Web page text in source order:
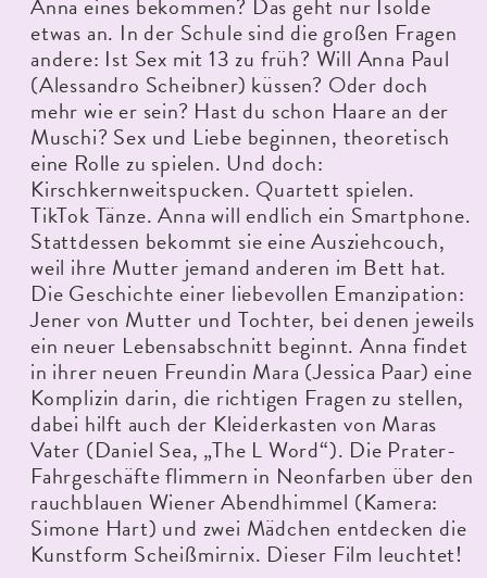
etwas an. In der Schule sind die großen Fragen
andere: Ist Sex mit 13 zu früh? Will Anna Paul
(Alessandro Scheibner) küssen? Oder doch
mehr wie er sein? Hast du schon Haare an der
Muschi? Sex und Liebe beginnen, theoretisch
eine Rolle zu spielen. Und doch:
Kirschkernweitspucken. Quartett spielen.
TikTok Tänze. Anna will endlich ein Smartphone.
Stattdessen bekommt sie eine Ausziehcouch,
weil ihre Mutter jemand anderen im Bett hat.
Die Geschichte einer liebevollen Emanzipation:
Jener von Mutter und Tochter, bei denen jeweils
ein neuer Lebensabschnitt beginnt. Anna findet
in ihrer neuen Freundin Mara (Jessica Paar) eine
Komplizin darin, die richtigen Fragen zu stellen,
dabei hilft auch der Kleiderkasten von Maras
Vater (Daniel Sea, „The L Word“). Die Prater-
Fahrgeschäfte flimmern in Neonfarben über den
rauchblauen Wiener Abendhimmel (Kamera:
Simone Hart) und zwei Mädchen entdecken die
Kunstform Scheißmirnix. Dieser Film leuchtet!